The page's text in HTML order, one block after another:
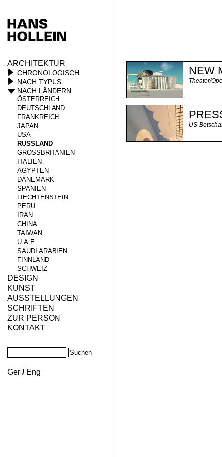
ARCHITEKTUR
CHRONOLOGISCH
NACH TYPUS
NACH LÄNDERN
ÖSTERREICH
DEUTSCHLAND
FRANKREICH
JAPAN
USA
RUSSLAND
GROSSBRITANIEN
ITALIEN
ÄGYPTEN
DÄNEMARK
SPANIEN
LIECHTENSTEIN
PERU
IRAN
CHINA
TAIWAN
U.A.E
SAUDI ARABIEN
FINNLAND
SCHWEIZ
DESIGN
KUNST
AUSSTELLUNGEN
SCHRIFTEN
ZUR PERSON
KONTAKT
Ger / Eng
NEW
Theater/
US-